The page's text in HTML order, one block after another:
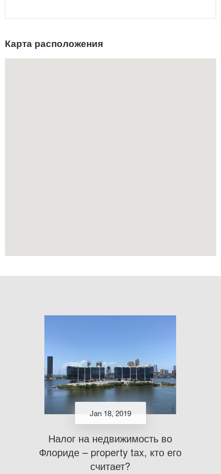
Карта расположения
Jan 18, 2019
Налог на недвижимость во
Флориде – property tax, кто его
считает?